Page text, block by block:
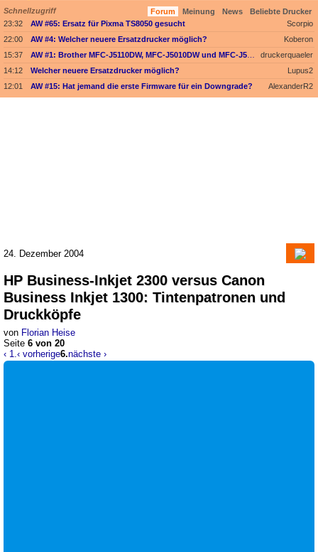
Schnellzugriff Forum Meinung News
Beliebte Drucker
23:32
AW #65: Ersatz für Pixma TS8050 gesucht
Scorpio
22:00
AW #4: Welcher neuere Ersatzdrucker möglich?
Koberon
15:37
druckerquaeler
14:12
Welcher neuere Ersatzdrucker möglich?
Lupus2
12:01
AW #15: Hat jemand die erste Firmware für ein Downgrade? AlexanderR2
24. Dezember 2004
HP Business-Inkjet 2300 versus Canon
Business Inkjet 1300: Tintenpatronen und
Druckköpfe
von Florian Heise
Seite 6 von 20
‹ 1.‹ vorherige6.nächste ›